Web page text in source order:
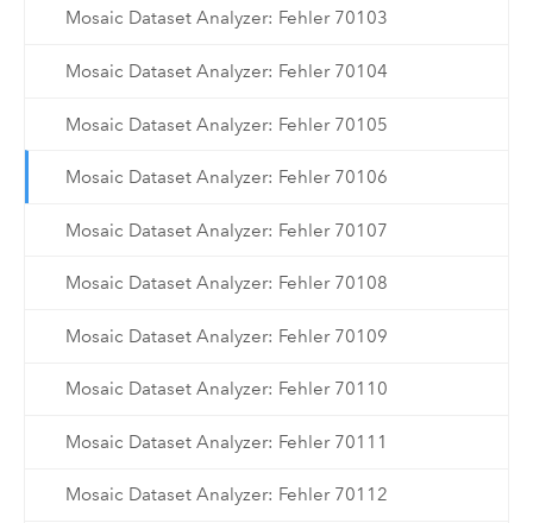
Mosaic Dataset Analyzer: Fehler 70103
Mosaic Dataset Analyzer: Fehler 70104
Mosaic Dataset Analyzer: Fehler 70105
Mosaic Dataset Analyzer: Fehler 70106
Mosaic Dataset Analyzer: Fehler 70107
Mosaic Dataset Analyzer: Fehler 70108
Mosaic Dataset Analyzer: Fehler 70109
Mosaic Dataset Analyzer: Fehler 70110
Mosaic Dataset Analyzer: Fehler 70111
Mosaic Dataset Analyzer: Fehler 70112